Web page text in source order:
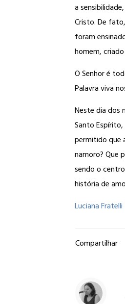
a
Cristo. De
foram
homem,
O Senhor é
Palavra viva
Neste dia dos
Santo
permitido que
namoro? Que
sendo o
história de
Luciana Fratelli
Compartilhar